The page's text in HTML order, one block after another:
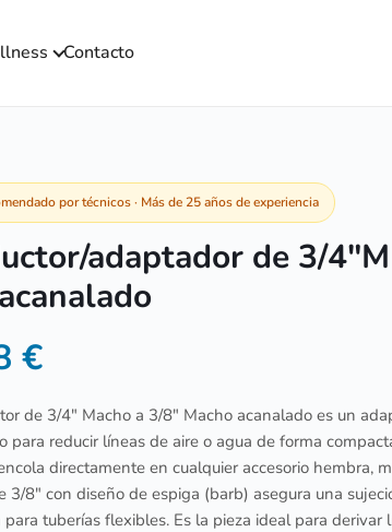
Contacto
por técnicos · Más de 25 años de experiencia
adaptador de 3/
€
de 3/4″ Macho a 3/8″ Macho acanalado es un
para reducir líneas de aire o agua de forma
directamente en cualquier accesorio hembra,
3/8″ con diseño de espiga (barb) asegura una
para tuberías flexibles. Es la pieza ideal para derivar